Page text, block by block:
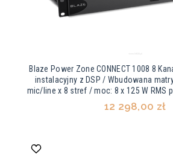
Blaze Power Zone CONNECT 1008 8
instalacyjny z DSP / Wbudowana
mic/line x 8 stref / moc: 8 x 125 W RMS
12 298,00 zł